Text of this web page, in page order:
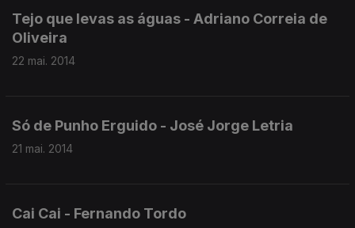
Tejo que levas as águas - Adriano Correia de
Oliveira
22 mai. 2014
Só de Punho Erguido - José Jorge Letria
21 mai. 2014
Cai Cai - Fernando Tordo